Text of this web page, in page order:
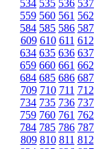
534 535 536 537
559 560 561 562
584 585 586 587
609 610 611 612
634 635 636 637
659 660 661 662
684 685 686 687
709 710 711 712
734 735 736 737
759 760 761 762
784 785 786 787
809 810 811 812